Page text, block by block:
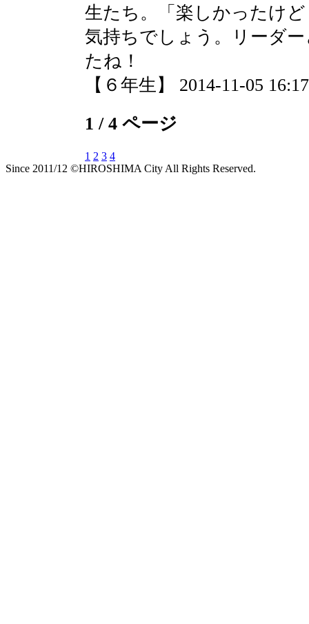
生たち。「楽しかったけ
気持ちでしょう。リーダ
たね！
【６年生】 2014-11-05
1 / 4 ページ
1 2 3 4
Since 2011/12 ©HIROSHIMA City All Rights Reserved.